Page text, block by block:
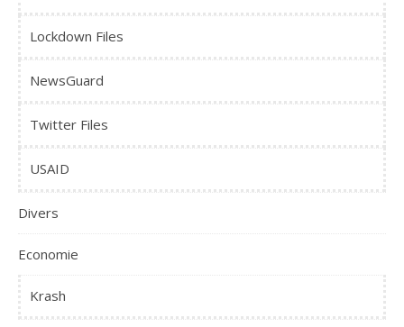
Lockdown Files
NewsGuard
Twitter Files
USAID
Divers
Economie
Krash